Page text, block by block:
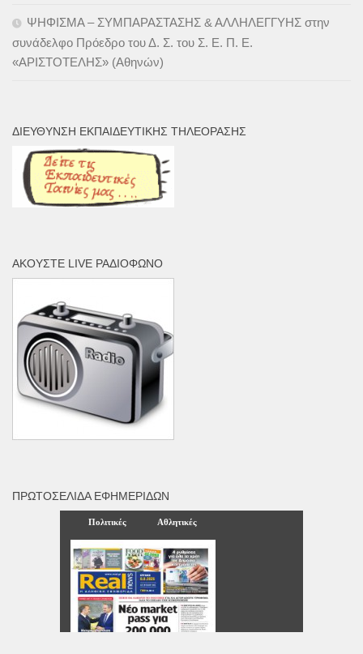
ΨΗΦΙΣΜΑ – ΣΥΜΠΑΡΑΣΤΑΣΗΣ & ΑΛΛΗΛΕΓΓΥΗΣ στην
συνάδελφο Πρόεδρο του Δ. Σ. του Σ. Ε. Π. Ε.
«ΑΡΙΣΤΟΤΕΛΗΣ» (Αθηνών)
ΔΙΕΎΘΥΝΣΗ ΕΚΠΑΙΔΕΥΤΙΚΉΣ ΤΗΛΕΌΡΑΣΗΣ
ΑΚΟΎΣΤΕ LIVE ΡΑΔΙΌΦΩΝΟ
ΠΡΩΤΟΣΈΛΙΔΑ ΕΦΗΜΕΡΊΔΩΝ